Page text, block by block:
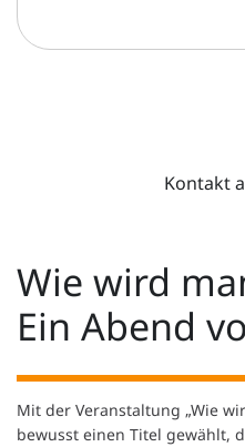
Kontakt
Wie wird
Ein Abend
Mit der Veranstaltung „Wie
bewusst einen Titel gewählt,